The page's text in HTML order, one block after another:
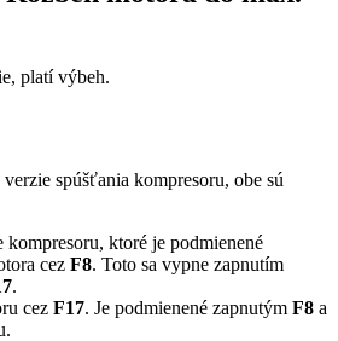
platí výbeh.
spúšťania kompresoru, obe sú
kompresoru, ktoré je podmienené
cez F8. Toto sa vypne zapnutím
.
cez F17. Je podmienené zapnutým F8 a